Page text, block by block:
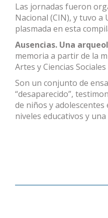
Las jornadas fueron
Nacional (CIN), y tuvo a
plasmada en esta
Ausencias. Una
memoria a partir de la
Artes y Ciencias
Son un conjunto de
“desaparecido”,
de niños y
niveles educativos y